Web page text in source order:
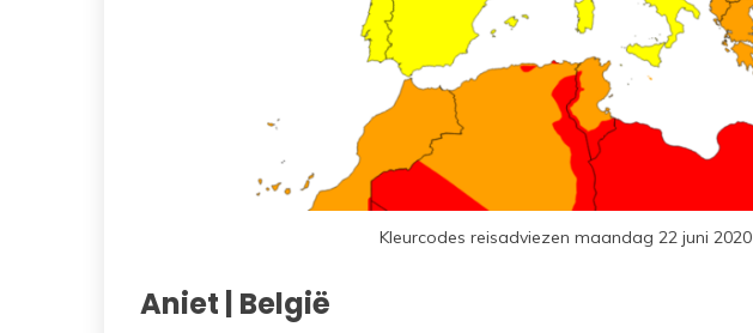
Kleurcodes reisadviezen maandag 22 juni 2020
Aniet | België